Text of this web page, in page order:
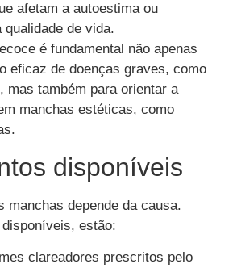
afetam a autoestima ou
qualidade de vida.
é fundamental não apenas
eficaz de doenças graves, como
mas também para orientar a
manchas estéticas, como
disponíveis
manchas depende da causa.
estão:
clareadores prescritos pelo